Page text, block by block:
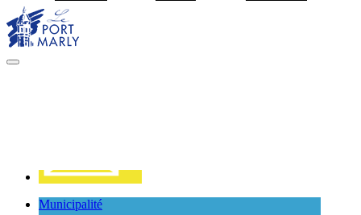
MENU
Municipalité